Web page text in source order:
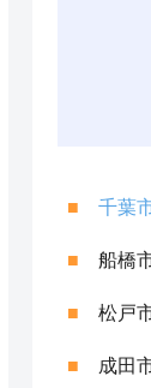
■ 千葉
■ 船橋
■ 松戸
■ 成田